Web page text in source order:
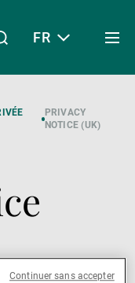
FR
PRIVACY
NOTICE (UK)
Continuer sans accepter